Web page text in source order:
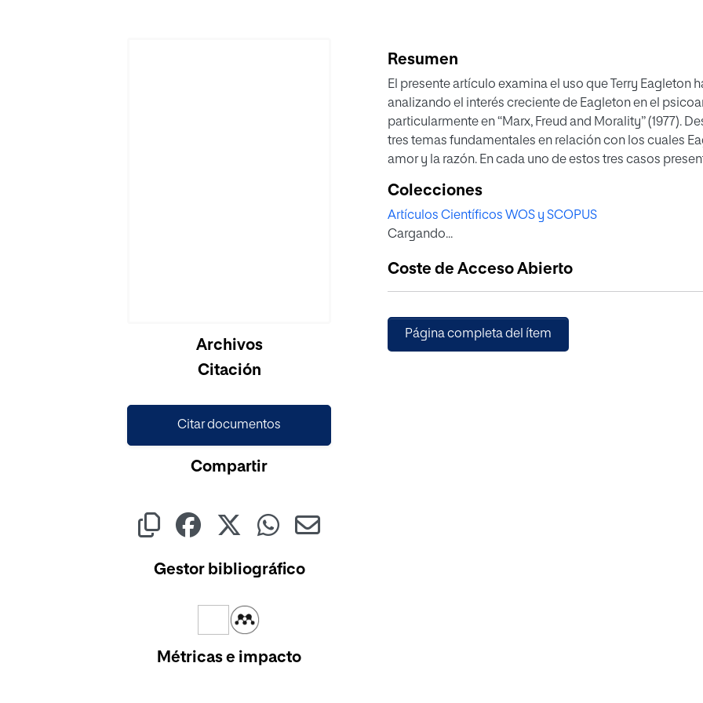
Archivos
Citación
Citar documentos
Compartir
Gestor bibliográfico
Métricas e impacto
Resumen
El presente artículo examina el uso que Terry
analizando el interés creciente de Eagleton en el
particularmente en “Marx, Freud and Morality” (1977).
tres temas fundamentales en relación con los cuales
amor y la razón. En cada uno de estos tres casos
compatibilidad no es inmediatamente evidente.
de señalar las inconsistencias que hemos encontrado
hace Eagleton. En el caso del trabajo, invocamos la
cuanto al amor, presentamos el modo en que Eagleton
concepción freudiana del amor como eros. Por lo que
superego.
Colecciones
Artículos Científicos WOS y SCOPUS
Cargando...
Coste de Acceso Abierto
Página completa del ítem